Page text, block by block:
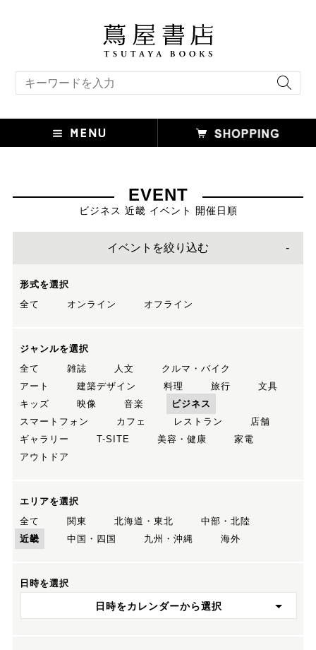
EVENT
ビジネス 近畿 イベント 開催日順
イベントを絞り込む
形式を選択
全て
オンライン オフライン
ジャンルを選択
全て
雑誌 人文
クルマ・バイク
アート
建築デザイン 料理 旅行
文具
キッズ
映像 音楽
ビジネス
スマートフォン
カフェ レストラン
店舗
ギャラリー
T-SITE 美容・健康
家電
アウトドア
エリアを選択
全て
関東 北海道・東北
中部・北陸
近畿
中国・四国 九州・沖縄 海外
日時を選択
日時をカレンダーから選択